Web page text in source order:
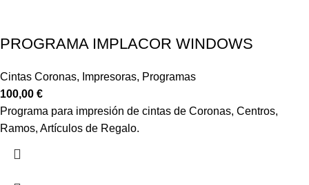
PROGRAMA IMPLACOR WINDOWS
Cintas Coronas, Impresoras, Programas
100,00 €
Programa para impresión de cintas de Coronas, Centros,
Ramos, Artículos de Regalo.